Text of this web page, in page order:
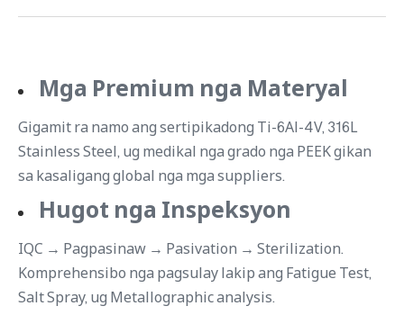
Mga Premium nga Materyal
Gigamit ra namo ang sertipikadong Ti-6Al-4V, 316L
Stainless Steel, ug medikal nga grado nga PEEK gikan
sa kasaligang global nga mga suppliers.
Hugot nga Inspeksyon
IQC → Pagpasinaw → Pasivation → Sterilization.
Komprehensibo nga pagsulay lakip ang Fatigue Test,
Salt Spray, ug Metallographic analysis.